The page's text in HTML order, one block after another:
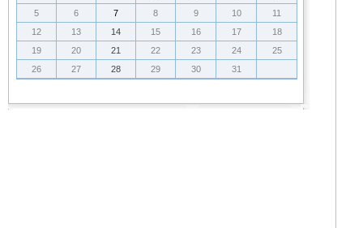
5
6 7 8 9 10
11
12
13 14 15 16 17
18
19
20 21 22 23 24
25
26
27 28 29 30 31